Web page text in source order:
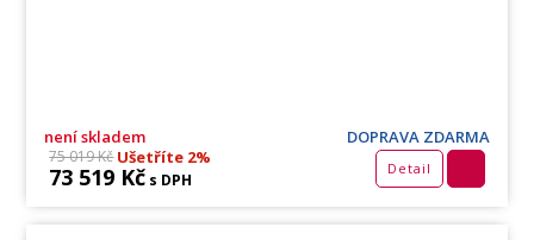
není skladem DOPRAVA ZDARMA
75 019 KčUšetříte 2%
73 519 Kč s DPH
Detail